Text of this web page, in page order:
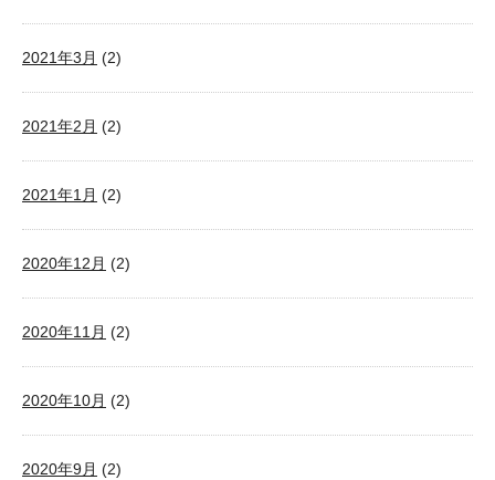
2021年3月 (2)
2021年2月 (2)
2021年1月 (2)
2020年12月 (2)
2020年11月 (2)
2020年10月 (2)
2020年9月 (2)